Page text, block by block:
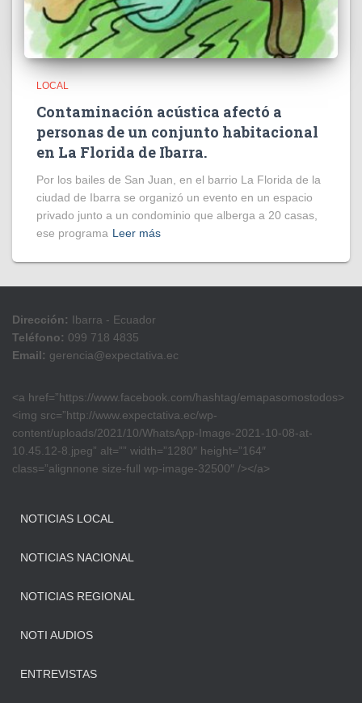
LOCAL
Contaminación acústica afectó a
personas de un conjunto habitacional
en La Florida de Ibarra.
Por los bailes de San Juan, en el barrio La Florida de la
ciudad de Ibarra se organizó un evento en un espacio
privado junto a un condominio que alberga a 20 casas,
ese programa Leer más
Dirección: Ibarra - Ecuador
Teléfono: 099 718 4835
Email: gerencia@expectativa.ec
<a href=”https://www.facebook.com/hashtag/emapasomostodos>
<img src=”http://www.expectativa.ec/wp-
content/uploads/2021/10/WhatsApp-Image-2021-10-08-at-
10.45.12-8.jpeg” alt=”” width=”1280″ height=”164″
class=”alignnone size-full wp-image-32500″ /></a>
NOTICIAS LOCAL
NOTICIAS NACIONAL
NOTICIAS REGIONAL
NOTI AUDIOS
ENTREVISTAS